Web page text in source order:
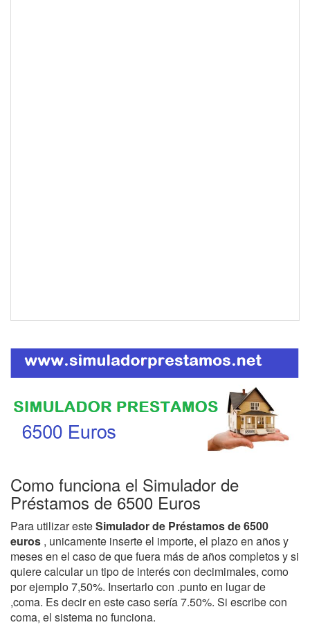
Como funciona el Simulador de
Préstamos de 6500 Euros
Para utilizar esteSimulador de Préstamos de 6500
euros , unicamente inserte el importe, el plazo en años y
meses en el caso de que fuera más de años completos y si
quiere calcular un tipo de interés con decimimales, como
por ejemplo 7,50%. Insertarlo con .punto en lugar de
,coma. Es decir en este caso sería 7.50%. Si escribe con
coma, el sistema no funciona.